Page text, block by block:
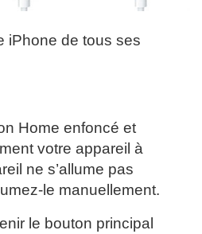
iPhone de tous ses
Home enfoncé et
votre appareil à
ne s’allume pas
le manuellement.
le bouton principal